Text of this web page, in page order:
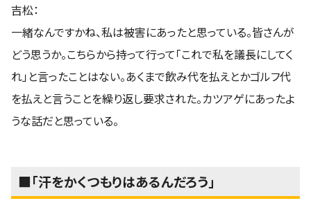
吉松：
一緒なんですかね、私は被害にあったと思っている。皆さんが
どう思うか。こちらから持って行って「これで私を議長にしてく
れ」と言ったことはない。あくまで飲み代を払えとかゴルフ代
を払えと言うことを繰り返し要求された。カツアゲにあったよ
うな話だと思っている。
■「汗をかくつもりはあるんだろう」